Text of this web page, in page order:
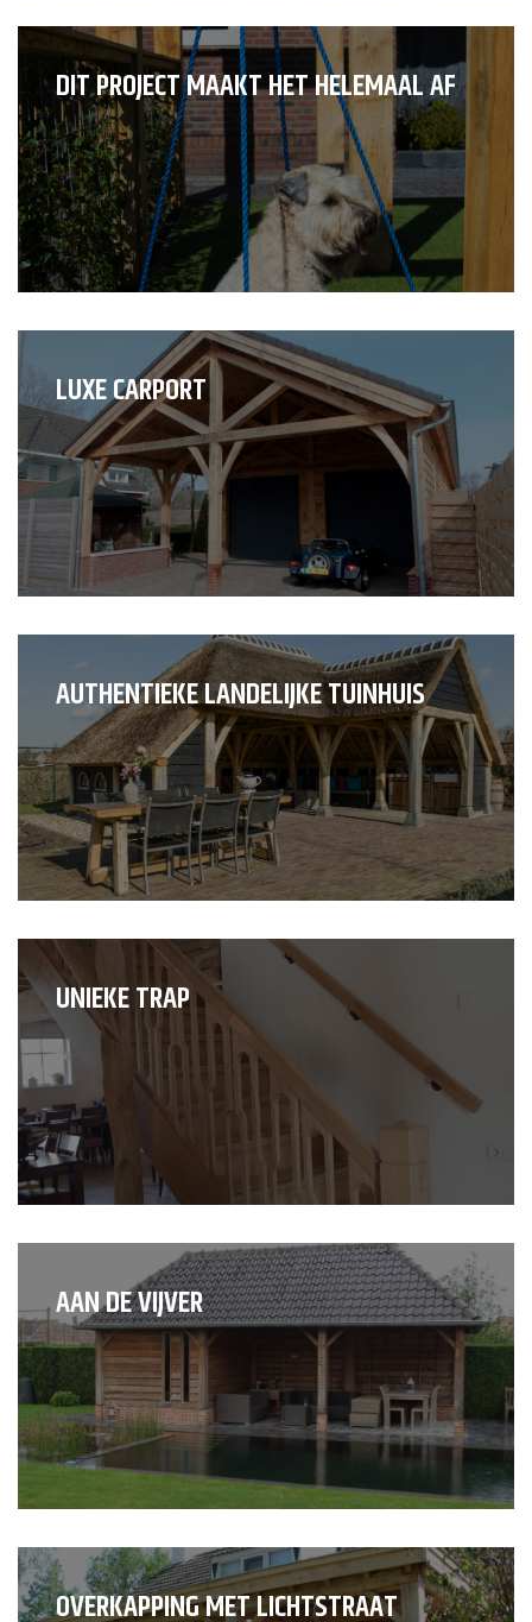
DIT PROJECT MAAKT HET HELEMAAL AF
LUXE CARPORT
AUTHENTIEKE LANDELIJKE TUINHUIS
UNIEKE TRAP
AAN DE VIJVER
OVERKAPPING MET LICHTSTRAAT